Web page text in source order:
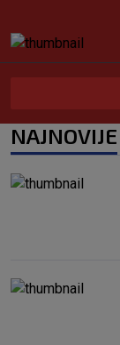
NAJNOVIJE